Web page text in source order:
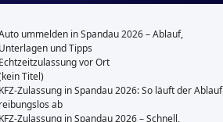
ummelden in Spandau 2026 – Ablauf,
Unterlagen und Tipps
Echtzeitzulassung vor Ort
Titel)
KFZ-Zulassung in Spandau 2026: So läuft der Ablauf
reibungslos ab
KFZ-Zulassung in Spandau 2026 – Schnell,